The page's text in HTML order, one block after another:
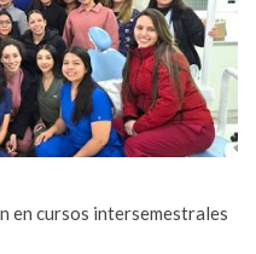
en cursos intersemestrales